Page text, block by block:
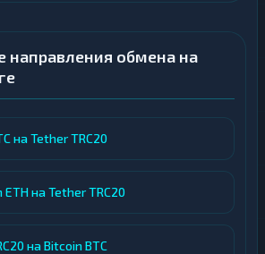
направления обмена на
на Tether TRC20
на Tether TRC20
на Bitcoin BTC